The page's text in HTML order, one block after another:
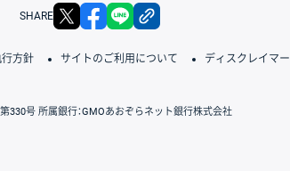
SHARE X facebook
方針 サイトのご利用について ディスクレイマー
330号 所属銀行：GMOあおぞらネット銀行株式会社